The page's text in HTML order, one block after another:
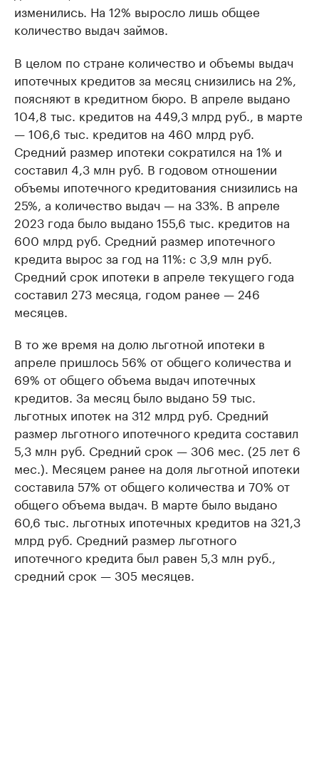
изменились. На 12% выросло лишь общее
количество выдач займов.
В целом по стране количество и объемы выдач
ипотечных кредитов за месяц снизились на 2%,
поясняют в кредитном бюро. В апреле выдано
104,8 тыс. кредитов на 449,3 млрд руб., в марте
— 106,6 тыс. кредитов на 460 млрд руб.
Средний размер ипотеки сократился на 1% и
составил 4,3 млн руб. В годовом отношении
объемы ипотечного кредитования снизились на
25%, а количество выдач — на 33%. В апреле
2023 года было выдано 155,6 тыс. кредитов на
600 млрд руб. Средний размер ипотечного
кредита вырос за год на 11%: с 3,9 млн руб.
Средний срок ипотеки в апреле текущего года
составил 273 месяца, годом ранее — 246
месяцев.
В то же время на долю льготной ипотеки в
апреле пришлось 56% от общего количества и
69% от общего объема выдач ипотечных
кредитов. За месяц было выдано 59 тыс.
льготных ипотек на 312 млрд руб. Средний
размер льготного ипотечного кредита составил
5,3 млн руб. Средний срок — 306 мес. (25 лет 6
мес.). Месяцем ранее на доля льготной ипотеки
составила 57% от общего количества и 70% от
общего объема выдач. В марте было выдано
60,6 тыс. льготных ипотечных кредитов на 321,3
млрд руб. Средний размер льготного
ипотечного кредита был равен 5,3 млн руб.,
средний срок — 305 месяцев.